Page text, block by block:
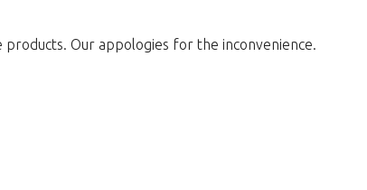
Our appologies for the inconvenience.